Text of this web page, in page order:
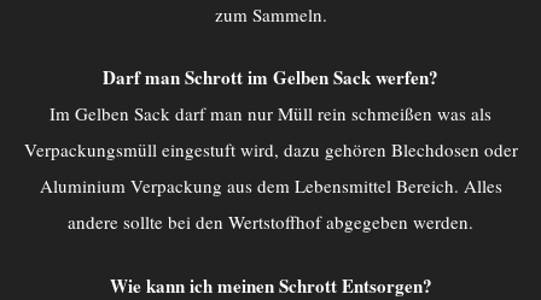
zum Sammeln.
Darf man Schrott im Gelben Sack werfen?
Im Gelben Sack darf man nur Müll rein schmeißen was als
Verpackungsmüll eingestuft wird, dazu gehören Blechdosen oder
Aluminium Verpackung aus dem Lebensmittel Bereich. Alles
andere sollte bei den Wertstoffhof abgegeben werden.
Wie kann ich meinen Schrott Entsorgen?